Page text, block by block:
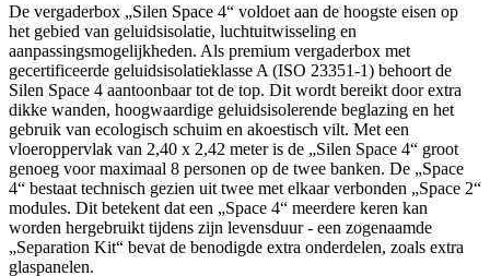
De vergaderbox „Silen Space 4“ voldoet aan de hoogste eisen op
het gebied van geluidsisolatie, luchtuitwisseling en
aanpassingsmogelijkheden. Als premium vergaderbox met
gecertificeerde geluidsisolatieklasse A (ISO 23351-1) behoort de
Silen Space 4 aantoonbaar tot de top. Dit wordt bereikt door extra
dikke wanden, hoogwaardige geluidsisolerende beglazing en het
gebruik van ecologisch schuim en akoestisch vilt. Met een
vloeroppervlak van 2,40 x 2,42 meter is de „Silen Space 4“ groot
genoeg voor maximaal 8 personen op de twee banken. De „Space
4“ bestaat technisch gezien uit twee met elkaar verbonden „Space 2“
modules. Dit betekent dat een „Space 4“ meerdere keren kan
worden hergebruikt tijdens zijn levensduur - een zogenaamde
„Separation Kit“ bevat de benodigde extra onderdelen, zoals extra
glaspanelen.